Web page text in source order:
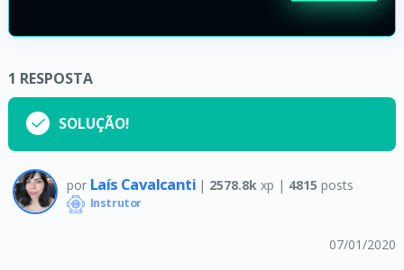
1 RESPOSTA
SOLUÇÃO!
por Laís Cavalcanti | 2578.8k xp | 4815 posts
Instrutor
07/01/2020